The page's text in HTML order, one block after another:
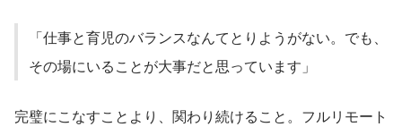
「仕事と育児のバランスなんてとりようがない。でも、
その場にいることが大事だと思っています」
完璧にこなすことより、関わり続けること。フルリモート